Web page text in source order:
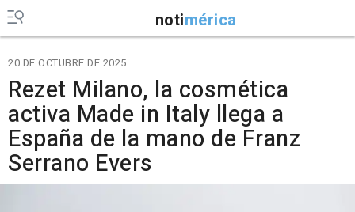
notimérica
20 DE OCTUBRE DE 2025
Rezet Milano, la cosmética
activa Made in Italy llega a
España de la mano de Franz
Serrano Evers